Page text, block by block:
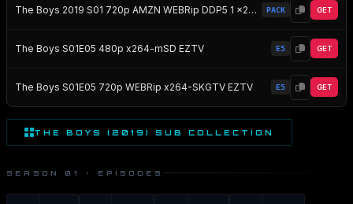
The Boys 2019 S01 720p AMZN WEBRip DDP5 1 x264-NTG EZTV PACK GET
The Boys S01E05 480p x264-mSD EZTV E5 GET
The Boys S01E05 720p WEBRip x264-SKGTV EZTV E5 GET
THE BOYS (2019) SUB COLLECTION
SEASON 01 · EPISODES